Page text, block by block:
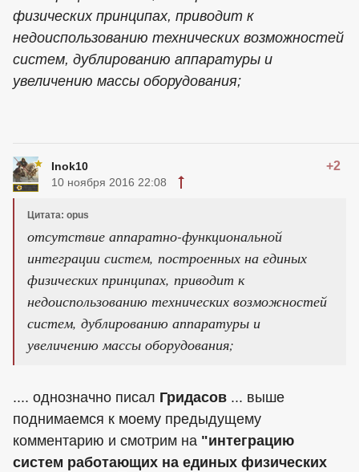
физических принципах, приводит к
недоиспользованию технических возможностей
систем, дублированию аппаратуры и
увеличению массы оборудования;
Inok10 +2
10 ноября 2016 22:08
Цитата: opus
отсутствие аппаратно-функциональной
интеграции систем, построенных на единых
физических принципах, приводит к
недоиспользованию технических возможностей
систем, дублированию аппаратуры и
увеличению массы оборудования;
.... однозначно писал Гридасов ... выше
поднимаемся к моему предыдущему
комментарию и смотрим на "интеграцию
систем работающих на единых физических